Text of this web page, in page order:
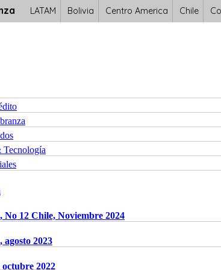
LATAM Bolivia Centro America Chile
Tecnología
No 12 Chile, Noviembre 2024
agosto 2023
2022